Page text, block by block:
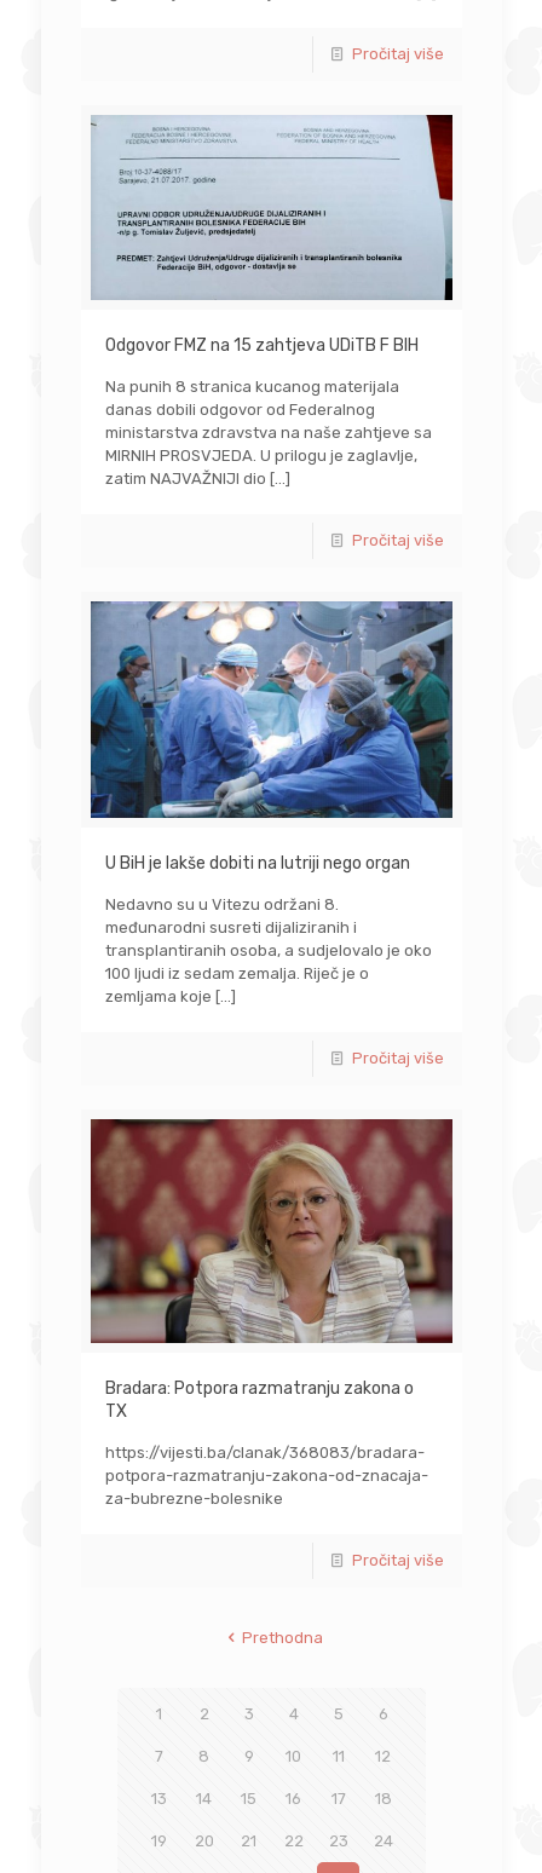
Pročitaj više
Odgovor FMZ na 15 zahtjeva UDiTB F BIH
Na punih 8 stranica kucanog materijala
danas dobili odgovor od Federalnog
ministarstva zdravstva na naše zahtjeve sa
MIRNIH PROSVJEDA. U prilogu je zaglavlje,
zatim NAJVAŽNIJI dio […]
Pročitaj više
U BiH je lakše dobiti na lutriji nego organ
Nedavno su u Vitezu održani 8.
međunarodni susreti dijaliziranih i
transplantiranih osoba, a sudjelovalo je oko
100 ljudi iz sedam zemalja. Riječ je o
zemljama koje […]
Pročitaj više
Bradara: Potpora razmatranju zakona o
TX
https://vijesti.ba/clanak/368083/bradara-
potpora-razmatranju-zakona-od-znacaja-
za-bubrezne-bolesnike
Pročitaj više
Prethodna
1 2 3 4 5 6
7 8 9 10 11 12
13 14 15 16 17 18
19 20 21 22 23 24